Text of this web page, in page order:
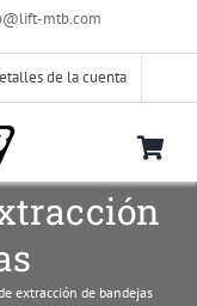
mtb.com
de la cuenta
mi bicicleta
extracción de bandejas